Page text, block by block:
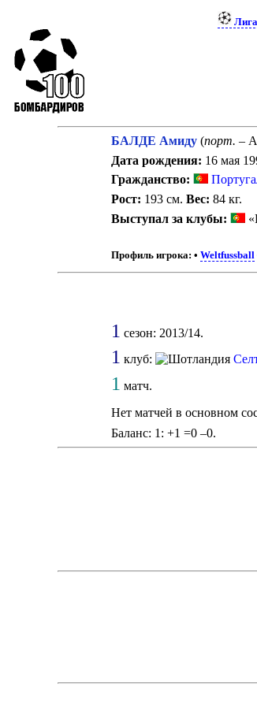
БАЛДЕ Амиду(порт. –
Дата рождения: 16 мая
Гражданство:
Рост: 193 см. Вес: 84 кг.
Выступал за клубы:
Профиль игрока: • Weltfussball
1 сезон: 2013/14.
1 клуб:
1 матч.
Нет матчей в основном
Баланс: 1: +1 =0 –0.